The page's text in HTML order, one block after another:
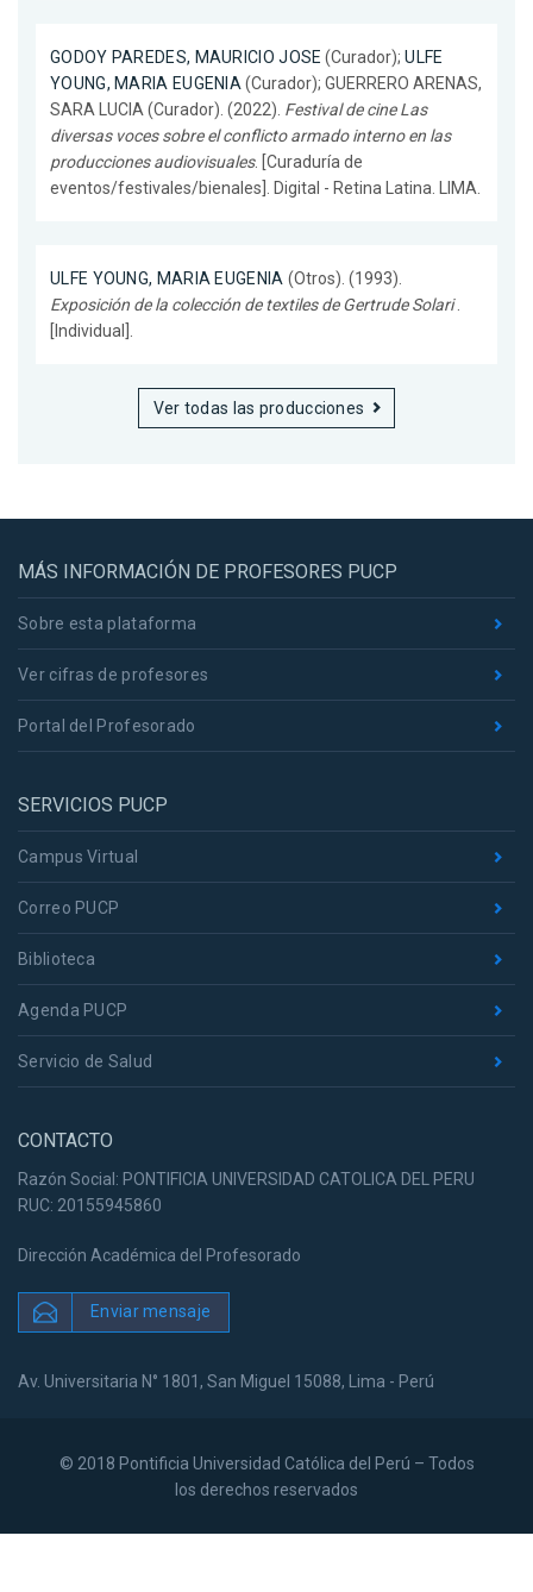
GODOY PAREDES, MAURICIO JOSE (Curador);ULFE
YOUNG, MARIA EUGENIA(Curador); GUERRERO ARENAS,
SARA LUCIA (Curador). (2022). Festival de cine Las
diversas voces sobre el conflicto armado interno en las
producciones audiovisuales. [Curaduría de
eventos/festivales/bienales]. Digital - Retina Latina. LIMA.
ULFE YOUNG, MARIA EUGENIA (Otros). (1993).
Exposición de la colección de textiles de Gertrude Solari.
[Individual].
Ver todas las producciones
MÁS INFORMACIÓN DE PROFESORES PUCP
Sobre esta plataforma
Ver cifras de profesores
Portal del Profesorado
SERVICIOS PUCP
Campus Virtual
Correo PUCP
Biblioteca
Agenda PUCP
Servicio de Salud
CONTACTO
Razón Social: PONTIFICIA UNIVERSIDAD CATOLICA DEL PERU
RUC: 20155945860
Dirección Académica del Profesorado
Enviar mensaje
Av. Universitaria N° 1801, San Miguel 15088, Lima - Perú
© 2018 Pontificia Universidad Católica del Perú – Todos
los derechos reservados